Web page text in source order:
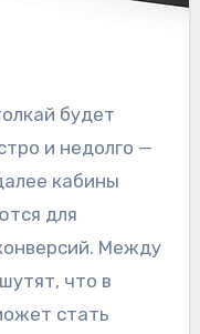
будет
и недолго —
кабины
для
Между
что в
стать